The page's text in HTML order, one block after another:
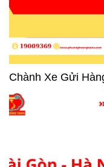
Chành Xe Gửi